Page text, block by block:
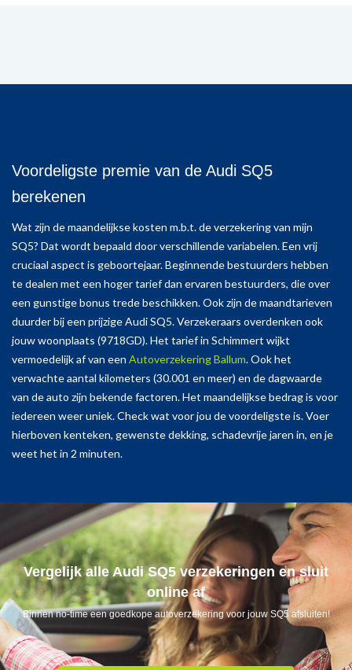
Voordeligste premie van de Audi SQ5
berekenen
Wat zijn de maandelijkse kosten m.b.t. de verzekering van mijn
SQ5? Dat wordt bepaald door verschillende variabelen. Een vrij
cruciaal aspect is geboortejaar. Beginnende bestuurders hebben
te dealen met een hoger tarief dan ervaren bestuurders, die over
een gunstige bonus trede beschikken. Ook zijn de maandtarieven
duurder bij een prijzige Audi SQ5. Verzekeraars overdenken ook
jouw woonplaats (9718GD). Het tarief in Schimmert wijkt
vermoedelijk af van een Autoverzekering Ballum. Ook het
verwachte aantal kilometers (30.001 en meer) en de dagwaarde
van de auto zijn bekende factoren. Het maandelijkse bedrag is voor
iedereen weer uniek. Check wat voor jou de voordeligste is. Voer
hierboven kenteken, gewenste dekking, schadevrije jaren in, en je
weet het in 2 minuten.
Vergelijk alle Audi SQ5 verzekeringen en sluit
online af
Binnen no-time een goedkope autoverzekering voor jouw SQ5 afsluiten!